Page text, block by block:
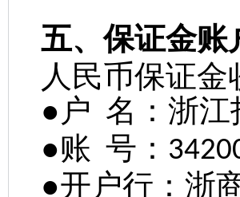
五、保证金账
人民币保证
●户 名：浙
●账 号：
●开户行：浙